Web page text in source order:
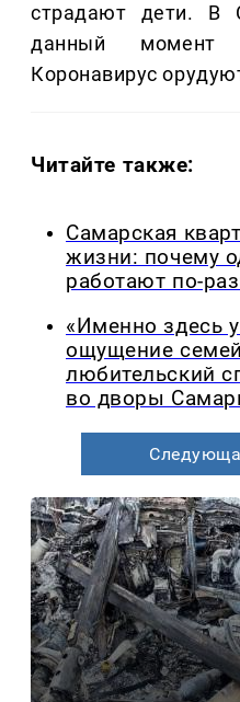
страдают дети. В
данный
Коронавирус
Читайте также:
Самарская
жизни: почему
работают по-
«Именно здесь
ощущение
любительский
во дворы